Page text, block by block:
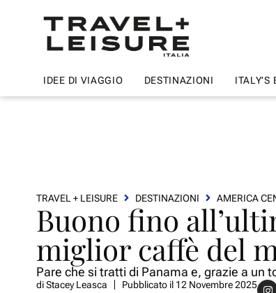
IDEE DI VIAGGIO DESTINAZIONI ITALY’S
TRAVEL + LEISURE DESTINAZIONI AMERICA
Buono fino
miglior caffè del
Pare che si tratti di Panama e, grazie a un
diStacey Leasca Pubblicato il 12 Novembre 2025